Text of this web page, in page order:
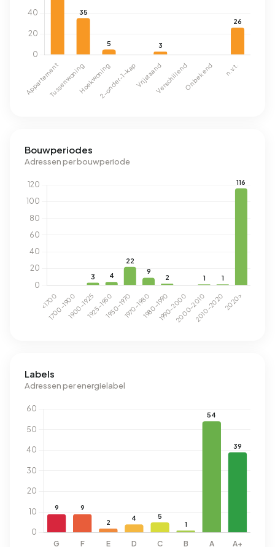
Bouwperiodes
Adressen per bouwperiode
Labels
Adressen per energielabel